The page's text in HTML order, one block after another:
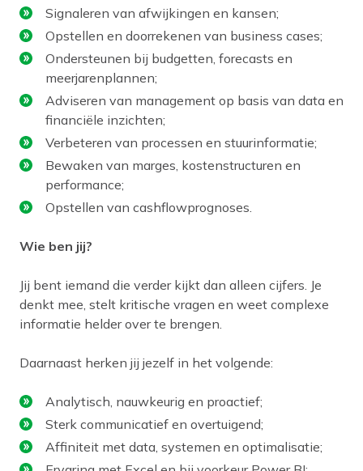
Signaleren van afwijkingen en kansen;
Opstellen en doorrekenen van business cases;
Ondersteunen bij budgetten, forecasts en
meerjarenplannen;
Adviseren van management op basis van data en
financiële inzichten;
Verbeteren van processen en stuurinformatie;
Bewaken van marges, kostenstructuren en
performance;
Opstellen van cashflowprognoses.
Wie ben jij?
Jij bent iemand die verder kijkt dan alleen cijfers. Je
denkt mee, stelt kritische vragen en weet complexe
informatie helder over te brengen.
Daarnaast herken jij jezelf in het volgende:
Analytisch, nauwkeurig en proactief;
Sterk communicatief en overtuigend;
Affiniteit met data, systemen en optimalisatie;